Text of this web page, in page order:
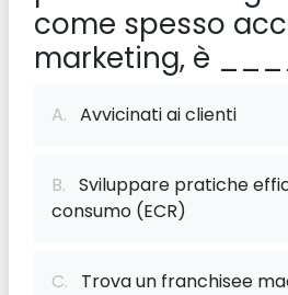
come spesso
marketing, è
A. Avvicinati ai clienti
B. Sviluppare pratiche
consumo (ECR)
C. Trova un franchisee